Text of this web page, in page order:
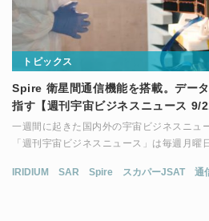
トピックス
Spire 衛星間通信機能を搭載。デー
指す【週刊宇宙ビジネスニュース 9/
一週間に起きた国内外の宇宙ビジネスニュ
「週刊宇宙ビジネスニュース」は毎週月曜
IRIDIUM SAR Spire スカパーJSAT 通